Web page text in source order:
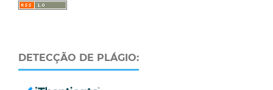
DETECÇÃO DE PLÁGIO: